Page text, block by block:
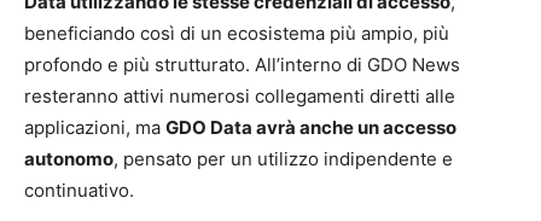
beneficiando così di un ecosistema più ampio, più
profondo e più strutturato. All’interno di GDO News
resteranno attivi numerosi collegamenti diretti alle
applicazioni, ma GDO Data avrà anche un accesso
autonomo, pensato per un utilizzo indipendente e
continuativo.